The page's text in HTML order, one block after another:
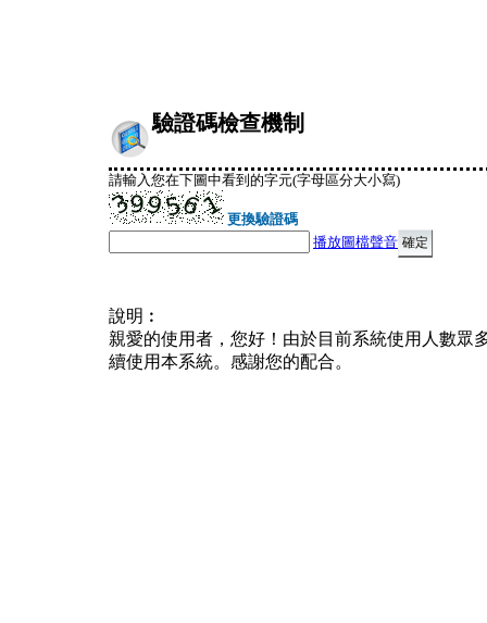
驗證碼檢查機制
請輸入您在下圖中看到的字元(字母區分大小寫)
更換驗證碼
播放圖檔聲音
說明︰
親愛的使用者，您好！由於目前系統使用人數眾
續使用本系統。感謝您的配合。